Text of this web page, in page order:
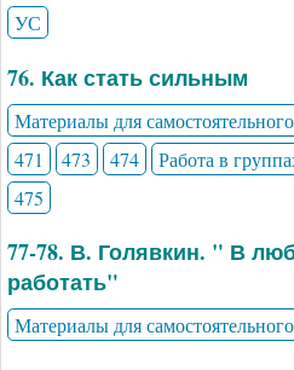
УС
76. Как стать сильным
Материалы для
471
473 474 Работа в
475
77-78. В. Голявкин. " В
работать"
Материалы для